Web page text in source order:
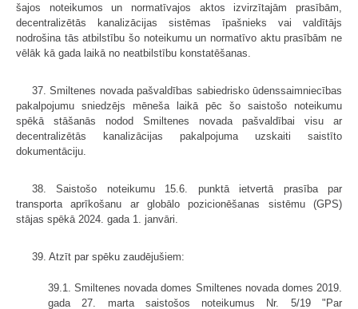
šajos noteikumos un normatīvajos aktos izvirzītajām prasībām,
decentralizētās kanalizācijas sistēmas īpašnieks vai valdītājs
nodrošina tās atbilstību šo noteikumu un normatīvo aktu prasībām ne
vēlāk kā gada laikā no neatbilstību konstatēšanas.
37. Smiltenes novada pašvaldības sabiedrisko ūdenssaimniecības
pakalpojumu sniedzējs mēneša laikā pēc šo saistošo noteikumu
spēkā stāšanās nodod Smiltenes novada pašvaldībai visu ar
decentralizētās kanalizācijas pakalpojuma uzskaiti saistīto
dokumentāciju.
38. Saistošo noteikumu 15.6. punktā ietvertā prasība par
transporta aprīkošanu ar globālo pozicionēšanas sistēmu (GPS)
stājas spēkā 2024. gada 1. janvāri.
39. Atzīt par spēku zaudējušiem:
39.1. Smiltenes novada domes Smiltenes novada domes 2019.
gada 27. marta saistošos noteikumus Nr. 5/19 "Par